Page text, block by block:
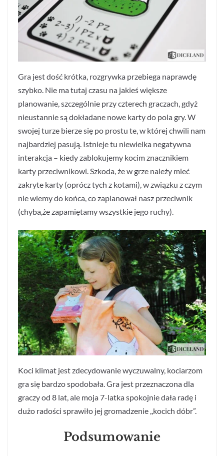
Gra jest dość krótka, rozgrywka przebiega naprawdę
szybko. Nie ma tutaj czasu na jakieś większe
planowanie, szczególnie przy czterech graczach, gdyż
nieustannie są dokładane nowe karty do pola gry. W
swojej turze bierze się po prostu te, w której chwili nam
najbardziej pasują. Istnieje tu niewielka negatywna
interakcja – kiedy zablokujemy kocim znacznikiem
karty przeciwnikowi. Szkoda, że w grze należy mieć
zakryte karty (oprócz tych z kotami), w związku z czym
nie wiemy do końca, co zaplanował nasz przeciwnik
(chyba,że zapamiętamy wszystkie jego ruchy).
Koci klimat jest zdecydowanie wyczuwalny, kociarzom
gra się bardzo spodobała. Gra jest przeznaczona dla
graczy od 8 lat, ale moja 7-latka spokojnie dała radę i
dużo radości sprawiło jej gromadzenie ,,kocich dóbr”.
Podsumowanie